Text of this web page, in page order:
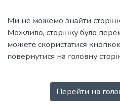
Ми не можемо знайти
Можливо, сторінку було
можете скористатися
повернутися на головну
Перейти на